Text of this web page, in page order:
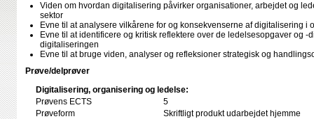
Viden om hvordan digitalisering påvirker organisationer, arbejdet og
sektor
Evne til at analysere vilkårene for og konsekvenserne af digitalisering i
Evne til at identificere og kritisk reflektere over de ledelsesopgaver og -
digitaliseringen
Evne til at bruge viden, analyser og refleksioner strategisk og
Prøve/delprøver
Digitalisering, organisering og ledelse:
Prøvens ECTS
5
Prøveform
Skriftligt produkt udarbejdet hjemme